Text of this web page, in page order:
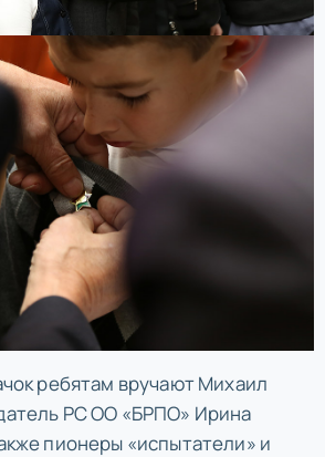
ребятам вручают Михаил
РС ОО «БРПО» Ирина
пионеры «испытатели» и